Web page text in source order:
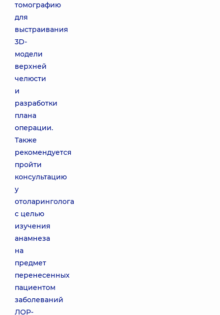
томографию
для
выстраивания
3D-
модели
верхней
челюсти
и
разработки
плана
операции.
Также
рекомендуется
пройти
консультацию
у
отоларинголога
с целью
изучения
анамнеза
на
предмет
перенесенных
пациентом
заболеваний
ЛОР-